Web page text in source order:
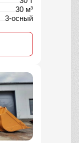
30 м³
3-осный